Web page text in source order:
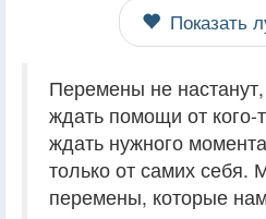
Показать
Перемены не
ждать помощи от кого-
ждать нужного
только от самих себя.
перемены, которые